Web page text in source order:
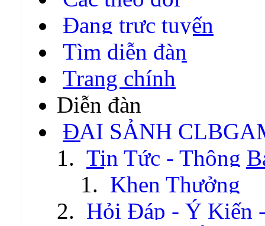
Đang trực tuyến
Tìm diễn đàn
Trang chính
Diễn đàn
ĐẠI SẢNH
Tin Tức - Thông
Khen Thưởng
Hỏi Đáp - Ý Kiến